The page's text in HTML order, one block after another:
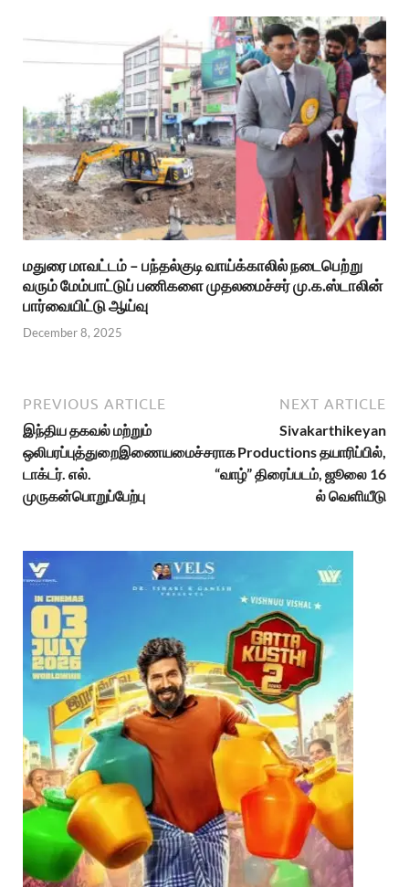
மதுரை மாவட்டம் – பந்தல்குடி வாய்க்காலில் நடைபெற்று
வரும் மேம்பாட்டுப் பணிகளை முதலமைச்சர் மு.க.ஸ்டாலின்
பார்வையிட்டு ஆய்வு
December 8, 2025
PREVIOUS ARTICLE
இந்திய தகவல் மற்றும்
ஒலிபரப்புத்துறைஇணையமைச்சராக
டாக்டர். எல்.
முருகன்பொறுப்பேற்பு
NEXT ARTICLE
Sivakarthikeyan
Productions தயாரிப்பில்,
“வாழ்” திரைப்படம், ஜூலை 16
ல் வெளியீடு